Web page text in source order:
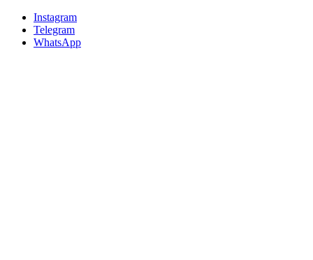
Instagram
Telegram
WhatsApp